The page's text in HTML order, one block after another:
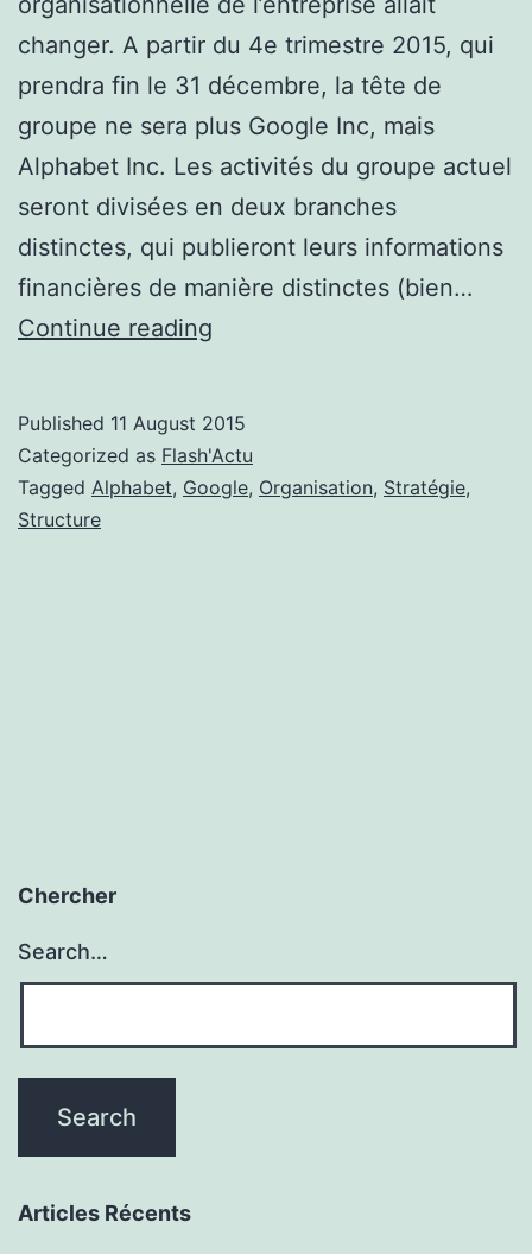
changer. A partir du 4e trimestre 2015, qui
prendra fin le 31 décembre, la tête de
groupe ne sera plus Google Inc, mais
Alphabet Inc. Les activités du groupe actuel
seront divisées en deux branches
distinctes, qui publieront leurs informations
financières de manière distinctes (bien…
Continue reading
Google
Published 11 August 2015
Categorized as Flash'Actu
Tagged Alphabet, Google, Organisation, Stratégie,
Structure
Chercher
Search…
Articles Récents